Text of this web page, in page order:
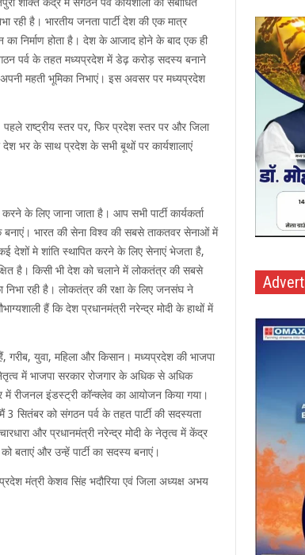
रही है। भारतीय जनता पार्टी देश की एक मात्र
निर्माण होता है। देश के आजाद होने के बाद एक ही
पर्व के तहत मध्यप्रदेश में डेढ़ करोड़ सदस्य बनाने
अपनी महती भूमिका निभाएं। इस अवसर पर मध्यप्रदेश
राष्ट्रीय स्तर पर, फिर प्रदेश स्तर पर और जिला
भर के साथ प्रदेश के सभी बूथों पर कार्यशालाएं
के लिए जाना जाता है। आप सभी पार्टी कार्यकर्ता
बनाएं। भारत की सेना विश्व की सबसे ताकतवर सेनाओं में
देशों मे शांति स्थापित करने के लिए सेनाएं भेजता है,
है। किसी भी देश को चलाने में लोकतंत्र की सबसे
निभा रही है। लोकतंत्र की रक्षा के लिए जनसंघ ने
हैं कि देश प्रधानमंत्री नरेन्द्र मोदी के हाथों में
गरीब, युवा, महिला और किसान। मध्यप्रदेश की भाजपा
में भाजपा सरकार रोजगार के अधिक से अधिक
रीजनल इंडस्ट्री कॉन्क्लेव का आयोजन किया गया।
3 सितंबर को संगठन पर्व के तहत पार्टी की सदस्यता
और प्रधानमंत्री नरेन्द्र मोदी के नेतृत्व में केंद्र
बताएं और उन्हें पार्टी का सदस्य बनाएं।
मंत्री केशव सिंह भदौरिया एवं जिला अध्यक्ष अभय